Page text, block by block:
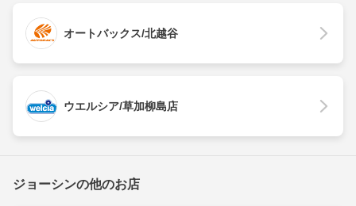
オートバックス/北越谷
ウエルシア/草加柳島店
ジョーシンの他のお店